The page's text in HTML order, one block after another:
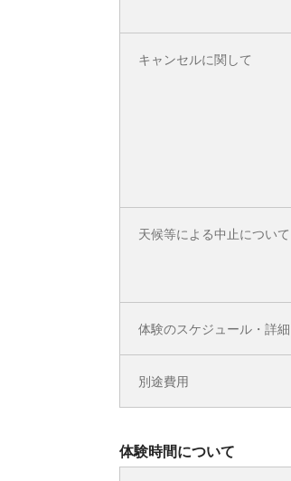
キャンセルに関して
天候等による中止について
体験のスケジュール・詳細
別途費用
体験時間について